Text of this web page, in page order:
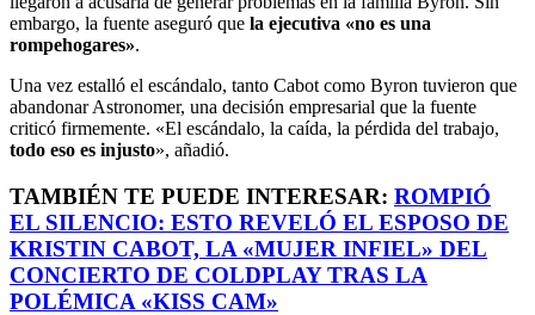
embargo, la fuente aseguró que la ejecutiva «no es una
rompehogares».
Una vez estalló el escándalo, tanto Cabot como Byron tuvieron que
abandonar Astronomer, una decisión empresarial que la fuente
criticó firmemente. «El escándalo, la caída, la pérdida del trabajo,
todo eso es injusto», añadió.
TAMBIÉN TE PUEDE INTERESAR: ROMPIÓ
EL SILENCIO: ESTO REVELÓ EL ESPOSO DE
KRISTIN CABOT, LA «MUJER INFIEL» DEL
CONCIERTO DE COLDPLAY TRAS LA
POLÉMICA «KISS CAM»